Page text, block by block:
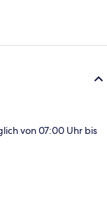
von 07:00 Uhr bis